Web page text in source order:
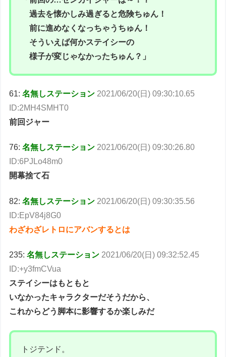
過去を懐かしみ過ぎると危険ちゅん！
前に進めなくなっちゃうちゅん！
そういえば何かステイシーの
様子が変じゃなかったちゅん？」
61:名無しステーション 2021/06/20(日) 09:30:10.65
ID:2MH4SMHT0
前回ジャー
76:名無しステーション2021/06/20(日) 09:30:26.80
ID:6PJLo48m0
開幕捨て石
82:名無しステーション 2021/06/20(日) 09:30:35.56
ID:EpV84j8G0
わざわざレトロにアバンするとは
235:名無しステーション 2021/06/20(日) 09:32:52.45
ID:+y3fmCVua
ステイシーはもともと
いなかったキャラクターだそうだから、
これからどう脚本に影響するか楽しみだ
トジテンド。